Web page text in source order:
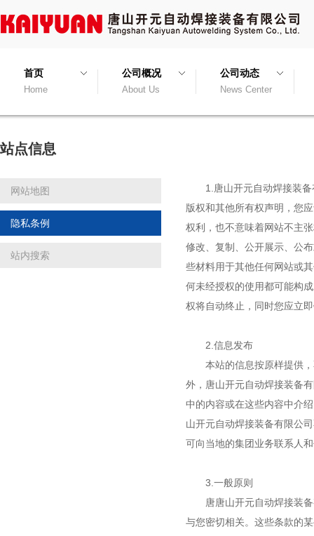
首页
Home
公司概况
About Us
公司动态
News Center
站点信息
网站地图
隐私条例
站内搜索
1.唐山开元自动焊接装备
版权和其他所有权声明，您
权利，也不意味着网站不主
修改、复制、公开展示、公
些材料用于其他任何网站或
何未经授权的使用都可能构
权将自动终止，同时您应立
2.信息发布
本站的信息按原样提供，
外，唐山开元自动焊接装备
中的内容或在这些内容中介
山开元自动焊接装备有限公
可向当地的集团业务联系人
3.一般原则
唐唐山开元自动焊接装备
与您密切相关。这些条款的